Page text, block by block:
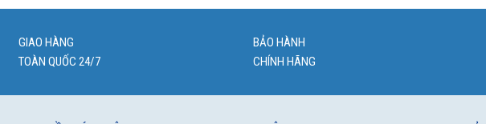
GIAO HÀNG
TOÀN QUỐC 24/7
BẢO HÀNH
CHÍNH HÃNG